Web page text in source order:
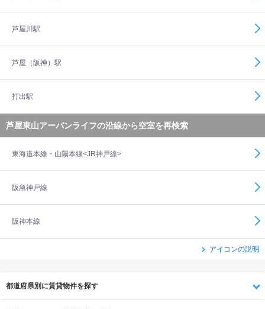
芦屋川駅
芦屋（阪神）駅
打出駅
芦屋東山アーバンライフの沿線から空室を再検索
東海道本線・山陽本線<JR神戸線>
阪急神戸線
阪神本線
アイコンの説明
都道府県別に賃貸物件を探す